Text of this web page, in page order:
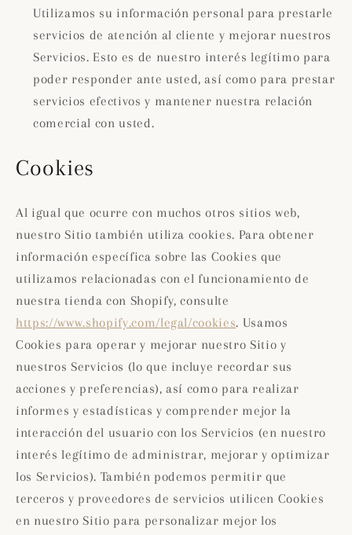
Utilizamos su información personal para prestarle
servicios de atención al cliente y mejorar nuestros
Servicios. Esto es de nuestro interés legítimo para
poder responder ante usted, así como para prestar
servicios efectivos y mantener nuestra relación
comercial con usted.
Cookies
Al igual que ocurre con muchos otros sitios web,
nuestro Sitio también utiliza cookies. Para obtener
información específica sobre las Cookies que
utilizamos relacionadas con el funcionamiento de
nuestra tienda con Shopify, consulte
https://www.shopify.com/legal/cookies. Usamos
Cookies para operar y mejorar nuestro Sitio y
nuestros Servicios (lo que incluye recordar sus
acciones y preferencias), así como para realizar
informes y estadísticas y comprender mejor la
interacción del usuario con los Servicios (en nuestro
interés legítimo de administrar, mejorar y optimizar
los Servicios). También podemos permitir que
terceros y proveedores de servicios utilicen Cookies
en nuestro Sitio para personalizar mejor los